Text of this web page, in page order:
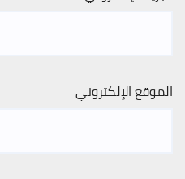
الموقع الإلكتروني